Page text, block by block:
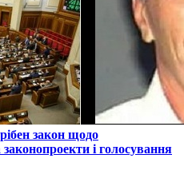
закон щодо
законопроекти і голосування